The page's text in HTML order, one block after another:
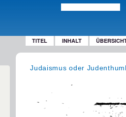
TITEL INHALT
Judaismus oder